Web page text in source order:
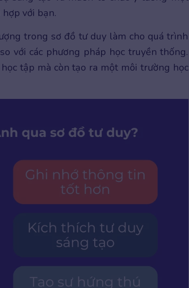
với bạn.
trong sơ đồ tư duy làm cho quá trình
với các phương pháp học truyền thống.
tập mà còn tạo ra một môi trường học